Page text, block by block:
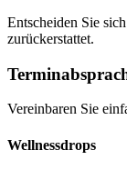
Entscheiden Sie
zurückerstattet.
Vereinbaren Sie
Wellnessdrops